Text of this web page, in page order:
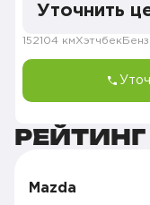
Уточнить
152104 кмХэтчбек
РЕЙТИНГ
Mazda